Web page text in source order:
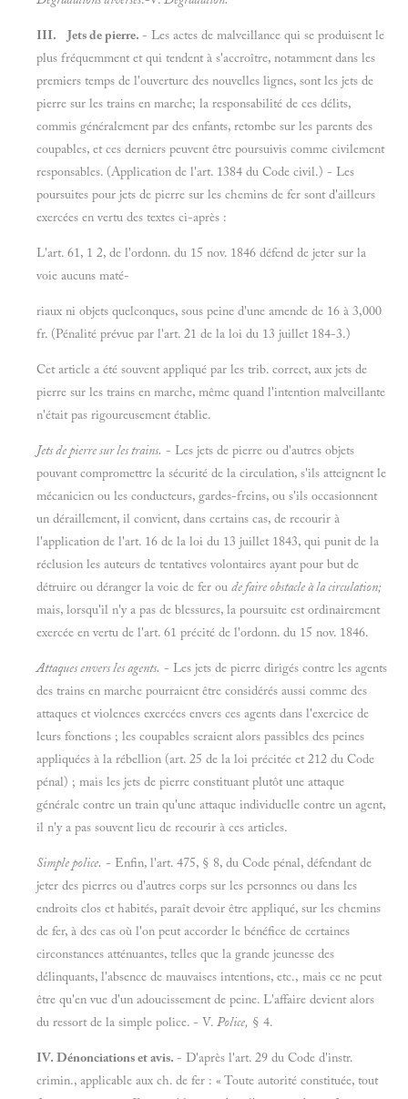
III. Jets de pierre. - Les actes de malveillance qui se produisent le
plus fréquemment et qui tendent à s'accroître, notamment dans les
premiers temps de l'ouverture des nouvelles lignes, sont les jets de
pierre sur les trains en marche; la responsabilité de ces délits,
commis généralement par des enfants, retombe sur les parents des
coupables, et ces derniers peuvent être poursuivis comme civilement
responsables. (Application de l'art. 1384 du Code civil.) - Les
poursuites pour jets de pierre sur les chemins de fer sont d'ailleurs
exercées en vertu des textes ci-après :
L'art. 61, 1 2, de l'ordonn. du 15 nov. 1846 défend de jeter sur la
voie aucuns maté-
riaux ni objets quelconques, sous peine d'une amende de 16 à 3,000
fr. (Pénalité prévue par l'art. 21 de la loi du 13 juillet 184-3.)
Cet article a été souvent appliqué par les trib. correct, aux jets de
pierre sur les trains en marche, même quand l'intention malveillante
n'était pas rigoureusement établie.
Jets de pierre sur les trains. - Les jets de pierre ou d'autres objets
pouvant compromettre la sécurité de la circulation, s'ils atteignent le
mécanicien ou les conducteurs, gardes-freins, ou s'ils occasionnent
un déraillement, il convient, dans certains cas, de recourir à
l'application de l'art. 16 de la loi du 13 juillet 1843, qui punit de la
réclusion les auteurs de tentatives volontaires ayant pour but de
détruire ou déranger la voie de fer ou de faire obstacle à la circulation;
mais, lorsqu'il n'y a pas de blessures, la poursuite est ordinairement
exercée en vertu de l'art. 61 précité de l'ordonn. du 15 nov. 1846.
Attaques envers les agents. - Les jets de pierre dirigés contre les agents
des trains en marche pourraient être considérés aussi comme des
attaques et violences exercées envers ces agents dans l'exercice de
leurs fonctions ; les coupables seraient alors passibles des peines
appliquées à la rébellion (art. 25 de la loi précitée et 212 du Code
pénal) ; mais les jets de pierre constituant plutôt une attaque
générale contre un train qu'une attaque individuelle contre un agent,
il n'y a pas souvent lieu de recourir à ces articles.
Simple police. - Enfin, l'art. 475, § 8, du Code pénal, défendant de
jeter des pierres ou d'autres corps sur les personnes ou dans les
endroits clos et habités, paraît devoir être appliqué, sur les chemins
de fer, à des cas où l'on peut accorder le bénéfice de certaines
circonstances atténuantes, telles que la grande jeunesse des
délinquants, l'absence de mauvaises intentions, etc., mais ce ne peut
être qu'en vue d'un adoucissement de peine. L'affaire devient alors
du ressort de la simple police. - V. Police, § 4.
IV. Dénonciations et avis. - D'après l'art. 29 du Code d'instr.
crimin., applicable aux ch. de fer : « Toute autorité constituée, tout